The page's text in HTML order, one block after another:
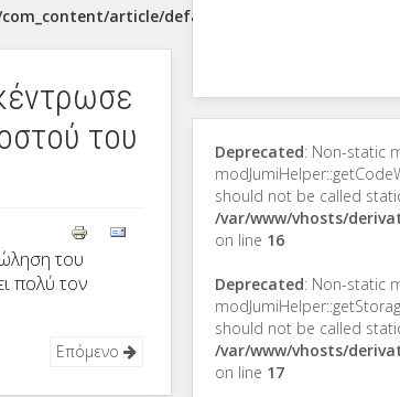
article/default.php
του
του
πολύ τον
Επόμενο
Deprecated: Non-static
should not be called
/var/www/vhosts/
on line 16
Deprecated: Non-static
should not be called
/var/www/vhosts/
on line 17